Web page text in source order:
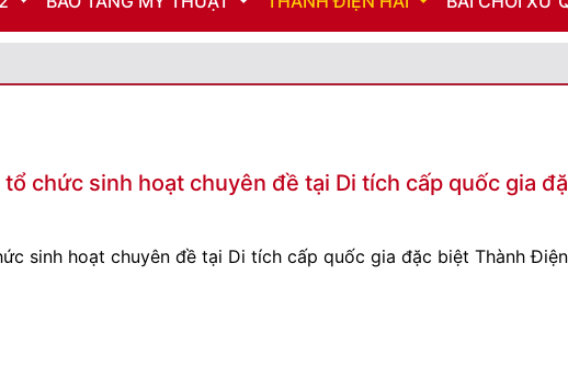
chức sinh hoạt chuyên đề tại Di tích cấp quốc gia
sinh hoạt chuyên đề tại Di tích cấp quốc gia đặc biệt Thành